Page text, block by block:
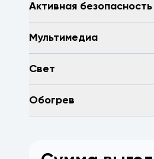
Активная безопасность
Мультимедиа
Свет
Обогрев